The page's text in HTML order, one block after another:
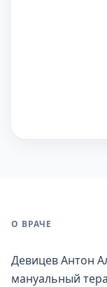
О ВРАЧЕ
Девицев Антон
мануальный